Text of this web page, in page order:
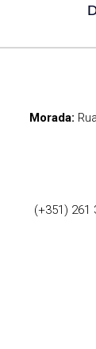
Morada:
(+351) 261